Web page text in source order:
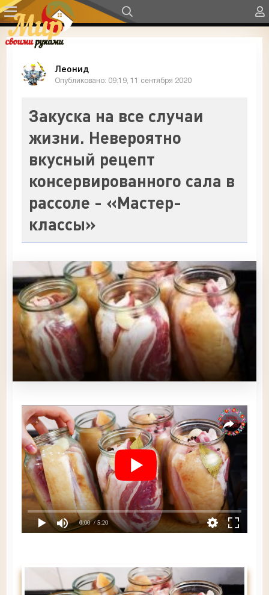
Леонид
Опубликовано: 09:19, 11 сентября 2020
Закуска на все случаи
жизни. Невероятно
вкусный рецепт
консервированного сала в
рассоле - «Мастер-
классы»
0:00 / 5:20